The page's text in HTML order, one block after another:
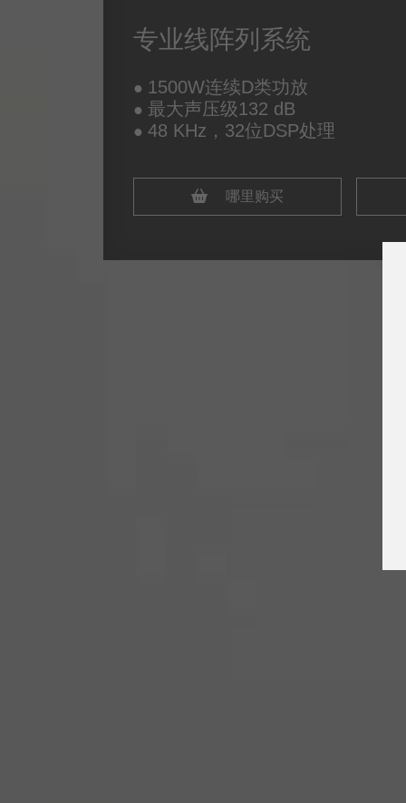
专业线阵列系统
● 1500W连续D类功放
●最大声压级132 dB
●48 KHz，32位DSP处理
哪里购买